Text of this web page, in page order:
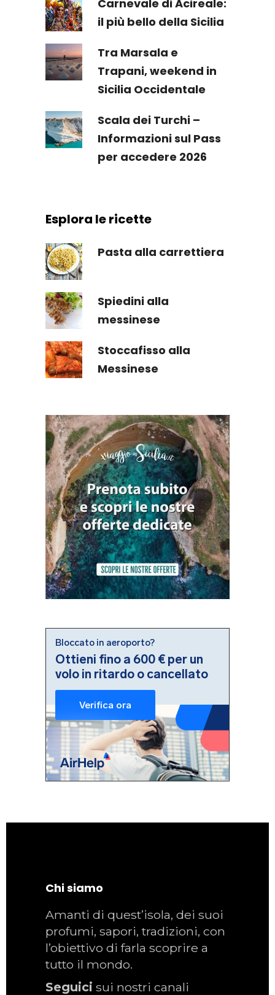
Carnevale di Acireale:
il più bello della Sicilia
Tra Marsala e
Trapani, weekend in
Sicilia Occidentale
Scala dei Turchi –
Informazioni sul Pass
per accedere 2026
Esplora le ricette
Pasta alla carrettiera
Spiedini alla
messinese
Stoccafisso alla
Messinese
Chi siamo
Amanti di quest’isola, dei suoi
profumi, sapori, tradizioni, con
l’obiettivo di farla scoprire a
tutto il mondo.
Seguici sui nostri canali